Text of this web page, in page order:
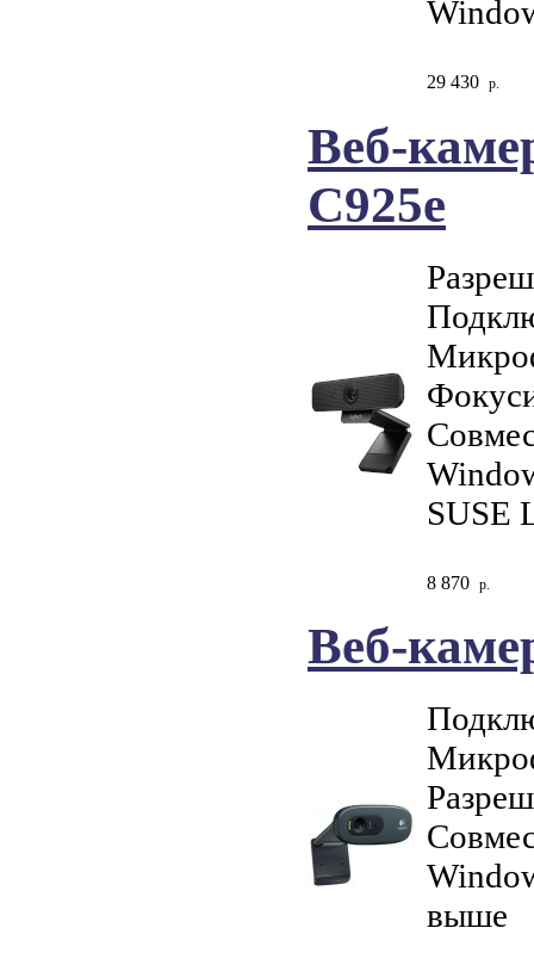
29 430 р.
Веб-
C925e
SUSE
8 870 р.
Веб-
выше